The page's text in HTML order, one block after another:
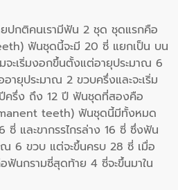
ยปกติคนเรามีฟัน 2 ชุด ชุดแรกคือ
ฟันชุดนี้จะมี 20 ซี่ แยกเป็น บน
ะเริ่มงอกขึ้นตั้งแต่อายุประมาณ 6
ายุประมาณ 2 ขวบครึ่งและจะเริ่ม
ครึ่ง ถึง 12 ปี ฟันชุดที่สองคือ
teeth) ฟันชุดนี้มีทั้งหมด
ซี่ และขากรรไกรล่าง 16 ซี่ ซึ่งฟัน
ณ 6 ขวบ แต่จะขึ้นครบ 28 ซี่ เมื่อ
ฟันกรามซี่สุดท้าย 4 ซี่จะขึ้นมาใน